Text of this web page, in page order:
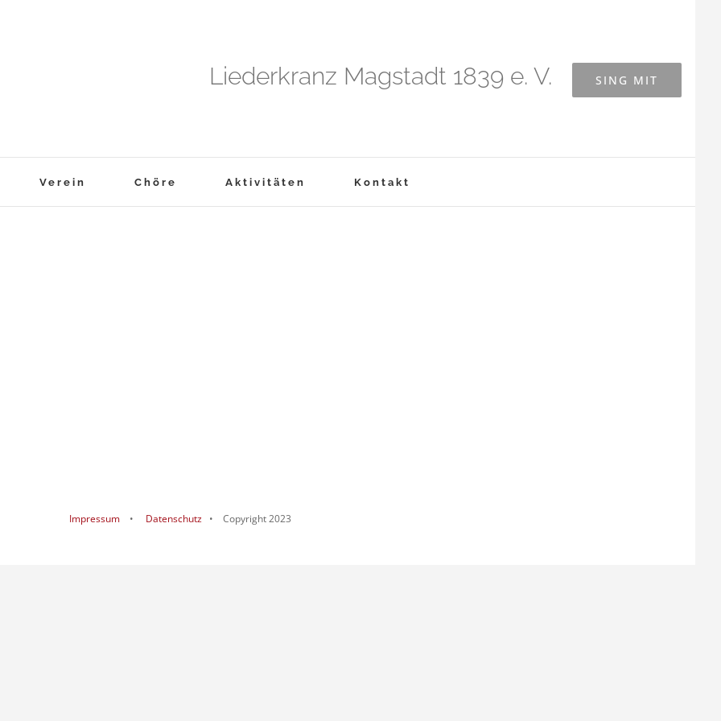
Liederkranz Magstadt 1839 e. V. SING MIT
Verein Chöre Aktivitäten Kontakt
Impressum • Datenschutz • Copyright 2023